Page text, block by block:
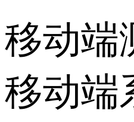
移动端
移动端